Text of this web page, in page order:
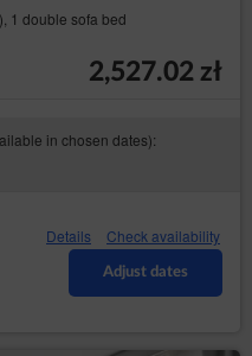
1 double sofa bed
2,527.02 zł
in chosen dates):
Details Check availability
Adjust dates